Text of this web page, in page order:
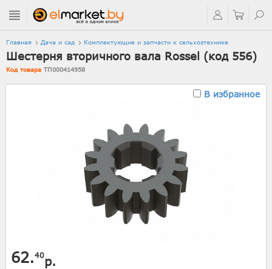
Главная Дача и сад Комплектующие и запчасти к сельхозтехнике
Шестерня вторичного вала Rossel (код 556)
Код товара ТП000414958
В избранное
62.40р.